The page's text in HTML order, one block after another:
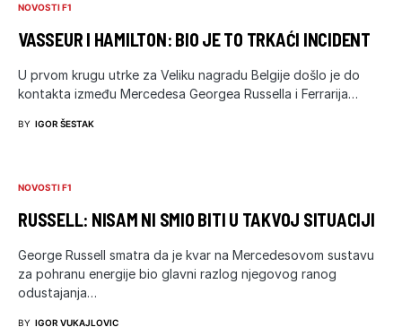
NOVOSTI F1
VASSEUR I HAMILTON: BIO JE TO TRKAĆI INCIDENT
U prvom krugu utrke za Veliku nagradu Belgije došlo je do
kontakta između Mercedesa Georgea Russella i Ferrarija…
BY IGOR ŠESTAK
NOVOSTI F1
RUSSELL: NISAM NI SMIO BITI U TAKVOJ SITUACIJI
George Russell smatra da je kvar na Mercedesovom sustavu
za pohranu energije bio glavni razlog njegovog ranog
odustajanja…
BY IGOR VUKAJLOVIC